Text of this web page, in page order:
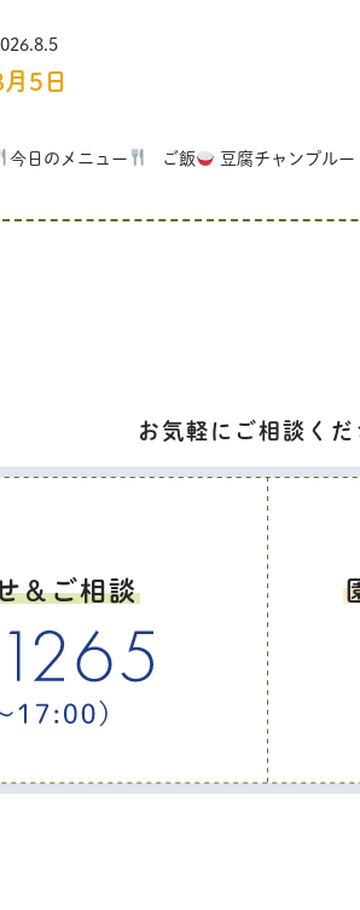
5日
今日のメニュー ご飯 豆腐チャンプル
お気軽にご相談くだ
＆ご相談